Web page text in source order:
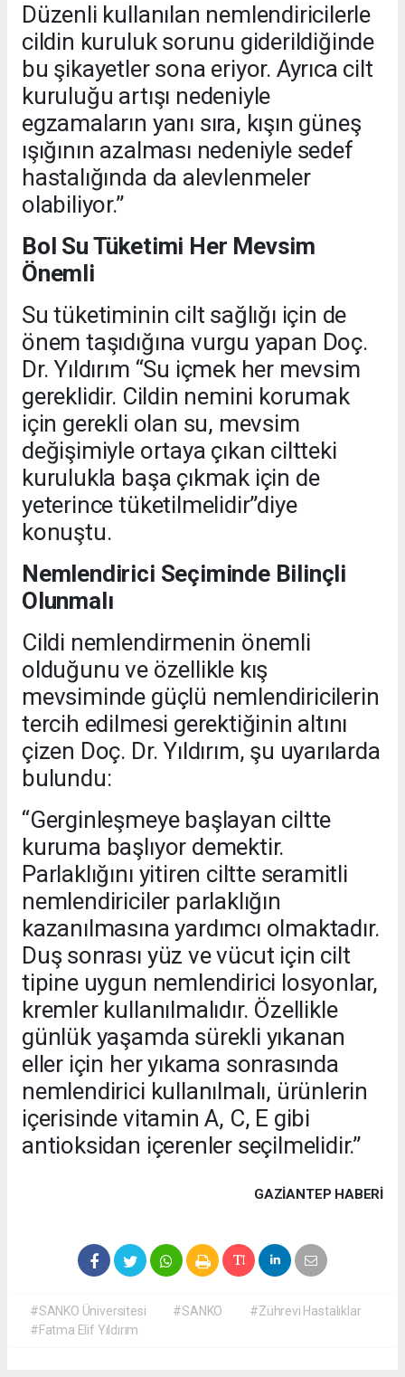
Düzenli kullanılan nemlendiricilerle
cildin kuruluk sorunu giderildiğinde
bu şikayetler sona eriyor. Ayrıca cilt
kuruluğu artışı nedeniyle
egzamaların yanı sıra, kışın güneş
ışığının azalması nedeniyle sedef
hastalığında da alevlenmeler
olabiliyor.”
Bol Su Tüketimi Her Mevsim
Önemli
Su tüketiminin cilt sağlığı için de
önem taşıdığına vurgu yapan Doç.
Dr. Yıldırım “Su içmek her mevsim
gereklidir. Cildin nemini korumak
için gerekli olan su, mevsim
değişimiyle ortaya çıkan ciltteki
kurulukla başa çıkmak için de
yeterince tüketilmelidir”diye
konuştu.
Nemlendirici Seçiminde Bilinçli
Olunmalı
Cildi nemlendirmenin önemli
olduğunu ve özellikle kış
mevsiminde güçlü nemlendiricilerin
tercih edilmesi gerektiğinin altını
çizen Doç. Dr. Yıldırım, şu uyarılarda
bulundu:
“Gerginleşmeye başlayan ciltte
kuruma başlıyor demektir.
Parlaklığını yitiren ciltte seramitli
nemlendiriciler parlaklığın
kazanılmasına yardımcı olmaktadır.
Duş sonrası yüz ve vücut için cilt
tipine uygun nemlendirici losyonlar,
kremler kullanılmalıdır. Özellikle
günlük yaşamda sürekli yıkanan
eller için her yıkama sonrasında
nemlendirici kullanılmalı, ürünlerin
içerisinde vitamin A, C, E gibi
antioksidan içerenler seçilmelidir.”
GAZIANTEP HABERİ
#SANKO Üniversitesi #SANKO
#Zührevi Hastalıklar
#Fatma Elif Yıldırım